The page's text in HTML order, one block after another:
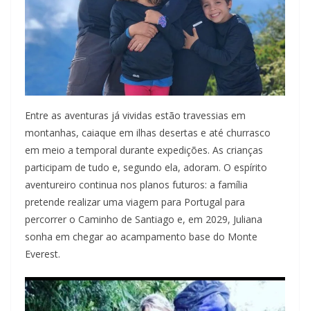
Entre as aventuras já vividas estão travessias em
montanhas, caiaque em ilhas desertas e até churrasco
em meio a temporal durante expedições. As crianças
participam de tudo e, segundo ela, adoram. O espírito
aventureiro continua nos planos futuros: a família
pretende realizar uma viagem para Portugal para
percorrer o Caminho de Santiago e, em 2029, Juliana
sonha em chegar ao acampamento base do Monte
Everest.